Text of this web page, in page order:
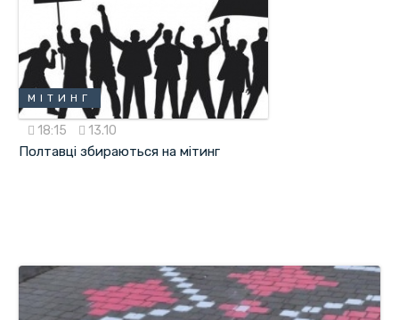
МІТИНГ
18:15 13.10
Полтавці збираються на мітинг